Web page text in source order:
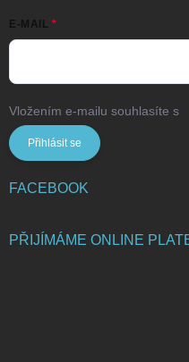
E-MAIL
Vložením e-mailu souhlasíte s
Přihlásit se
FACEBOOK
PŘIJÍMÁME ONLINE